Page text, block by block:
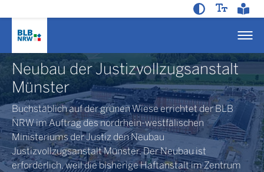
Neubau der Justizvollzugsanstalt
Münster
Buchstäblich auf der grünen Wiese errichtet der BLB
NRW im Auftrag des nordrhein-westfälischen
Ministeriums der Justiz den Neubau
Justizvollzugsanstalt Münster. Der Neubau ist
erforderlich, weil die bisherige Haftanstalt im Zentrum